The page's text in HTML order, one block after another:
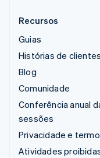
Recursos
Guias
Histórias de clientes
Blog
Comunidade
Conferência anual
sessões
Privacidade e
Atividades